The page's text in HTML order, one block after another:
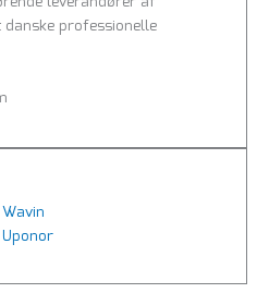
professionelle